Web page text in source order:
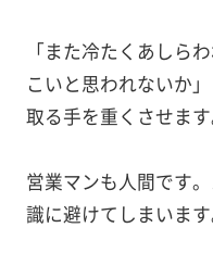
「また冷たくあしら
こいと思われないか
取る手を重くさせます
営業マンも人間です
識に避けてしまいます